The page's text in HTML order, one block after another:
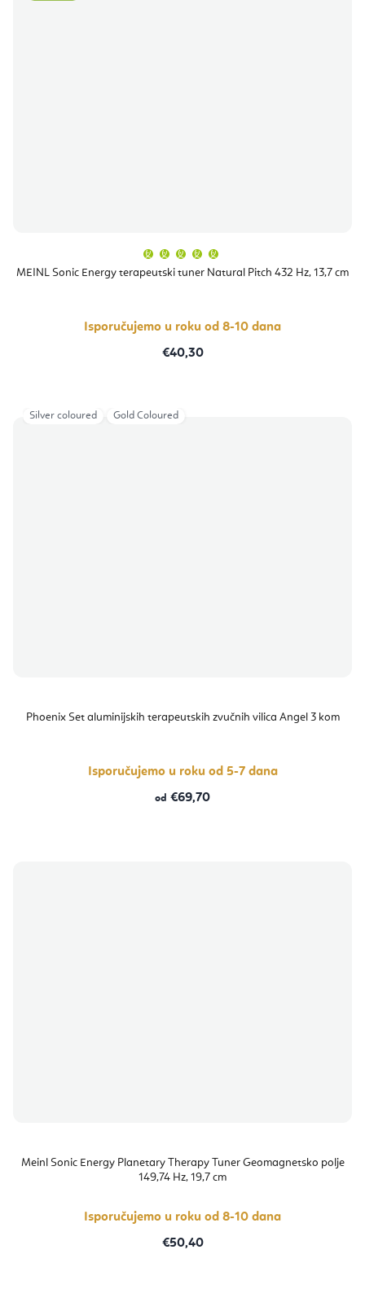
MEINL Sonic Energy terapeutski tuner Natural Pitch 432 Hz, 13,7 cm
proizvoda
je
zvjezdica.
Isporučujemo u roku od 8-10 dana
€40,30
Phoenix Set aluminijskih terapeutskih zvučnih vilica Angel 3 kom
Isporučujemo u roku od 5-7 dana
od €69,70
Silver coloured Gold Coloured
Meinl Sonic Energy Planetary Therapy Tuner Geomagnetsko polje
149,74 Hz, 19,7 cm
Isporučujemo u roku od 8-10 dana
€50,40